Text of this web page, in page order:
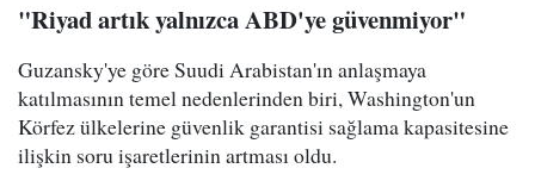
"Riyad artık yalnızca ABD'ye güvenmiyor"
Guzansky'ye göre Suudi Arabistan'ın anlaşmaya
katılmasının temel nedenlerinden biri, Washington'un
Körfez ülkelerine güvenlik garantisi sağlama kapasitesine
ilişkin soru işaretlerinin artması oldu.